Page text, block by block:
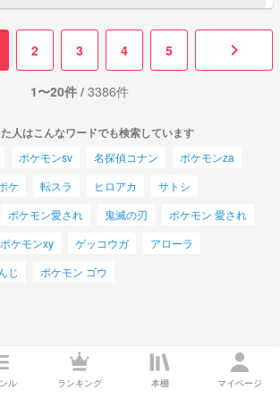
ル ランキング 本棚 マイページ
2 3 4 5 keyboard_arrow_right
1〜20件 / 3386件
人はこんなワードでも検索しています
ポケモンsv 名探偵コナン
ポケモンza
ケ 転スラ ヒロアカ
サトシ
ポケモン愛され 鬼滅の刃
ポケモン 愛され
ポケモンxy ゲッコウガ
アローラ
じ ポケモン ゴウ